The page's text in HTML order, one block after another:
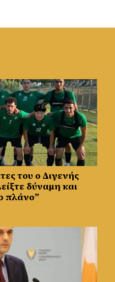
του ο Διγενής
δύναμη και
πλάνο”